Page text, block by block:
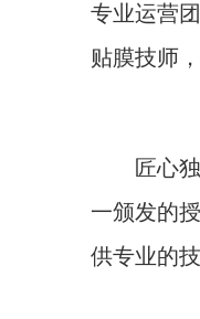
专业运营
贴膜技师
匠心独
一颁发的
供专业的